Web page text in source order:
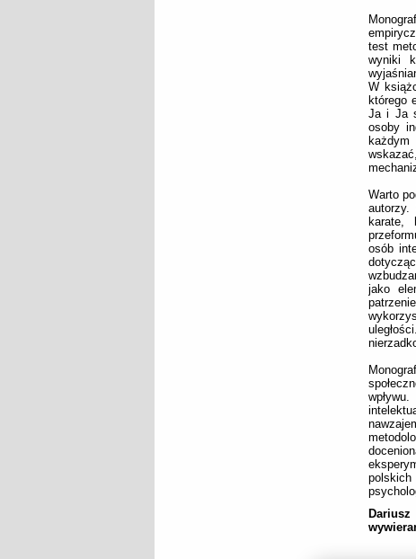
test
wyniki
W
którego
Ja i Ja
osoby
Warto
karate,
osób
jako
polskich